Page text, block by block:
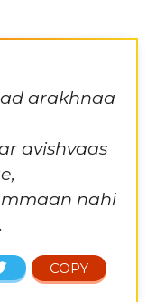
arakhnaa
avishvaas
nahi